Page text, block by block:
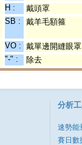
H :
戴頭罩
SB : 戴羊毛額箍
VO : 戴單邊開縫眼罩
"-" : 除去
分析
速勢能
賽日數